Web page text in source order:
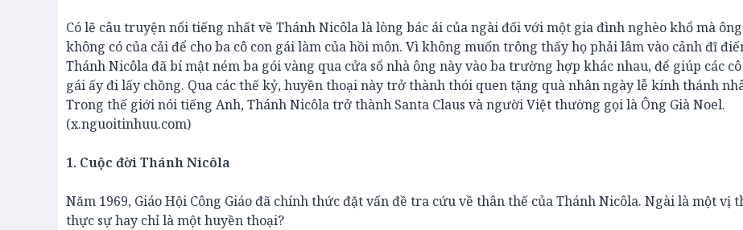
Có lẽ câu truyện nổi tiếng nhất về Thánh Nicôla là lòng bác ái của ngài đối với một gia đình nghèo khổ mà
không có của cải để cho ba cô con gái làm của hồi môn. Vì không muốn trông thấy họ phải lâm vào cảnh đĩ
Thánh Nicôla đã bí mật ném ba gói vàng qua cửa sổ nhà ông này vào ba trường hợp khác nhau, để giúp các
gái ấy đi lấy chồng. Qua các thế kỷ, huyền thoại này trở thành thói quen tặng quà nhân ngày lễ kính thánh
Trong thế giới nói tiếng Anh, Thánh Nicôla trở thành Santa Claus và người Việt thường gọi là Ông Già Noel.
(x.nguoitinhuu.com)
1. Cuộc đời Thánh Nicôla
Năm 1969, Giáo Hội Công Giáo đã chính thức đặt vấn đề tra cứu về thân thế của Thánh Nicôla. Ngài là một vị
thực sự hay chỉ là một huyền thoại?